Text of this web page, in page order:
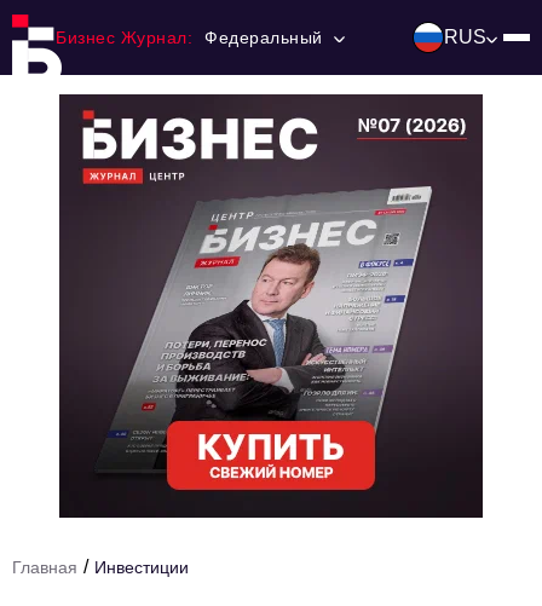
Бизнес Журнал: Федеральный RUS
Ниши и рынки
Технологии и тренды
Главная / Инвестиции